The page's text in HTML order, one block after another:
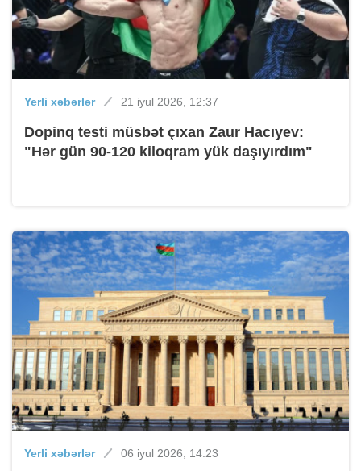
Yerli xəbərlər 21 iyul 2026, 12:37
Dopinq testi müsbət çıxan Zaur Hacıyev:
"Hər gün 90-120 kiloqram yük daşıyırdım"
Yerli xəbərlər 06 iyul 2026, 14:23